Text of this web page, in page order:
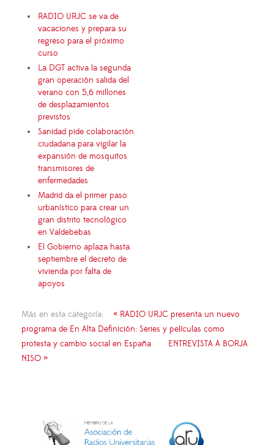
RADIO URJC se va de
vacaciones y prepara su
regreso para el próximo
curso
La DGT activa la segunda
gran operación salida del
verano con 5,6 millones
de desplazamientos
previstos
Sanidad pide colaboración
ciudadana para vigilar la
expansión de mosquitos
transmisores de
enfermedades
Madrid da el primer paso
urbanístico para crear un
gran distrito tecnológico
en Valdebebas
El Gobierno aplaza hasta
septiembre el decreto de
vivienda por falta de
apoyos
Más en esta categoría:
« RADIO URJC presenta un nuevo
programa de En Alta Definición: Series y películas como
protesta y cambio social en España
ENTREVISTA A BORJA
NISO »